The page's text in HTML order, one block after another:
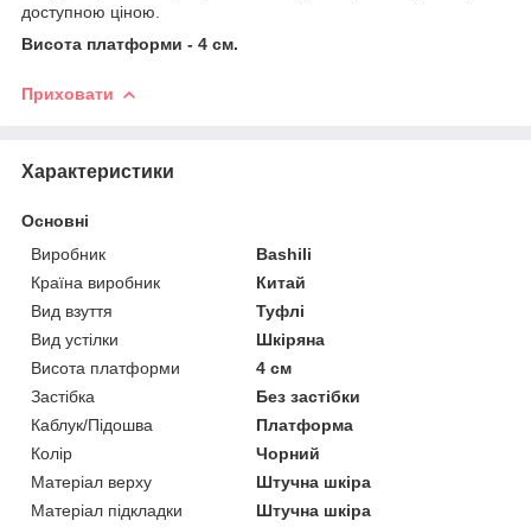
доступною ціною.
Висота платформи - 4 см.
Приховати
Характеристики
Основні
Виробник
Bashili
Країна виробник
Китай
Вид взуття
Туфлі
Вид устілки
Шкіряна
Висота платформи
4 см
Застібка
Без застібки
Каблук/Підошва
Платформа
Колір
Чорний
Матеріал верху
Штучна шкіра
Матеріал підкладки
Штучна шкіра